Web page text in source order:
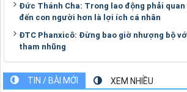
Đức Thánh Cha: Trong lao động phải quan
đến con người hơn là lợi ích cá nhân
ĐTC Phanxicô: Đừng bao giờ nhượng bộ
tham nhũng
TIN / BÀI MỚI XEM NHIỀU